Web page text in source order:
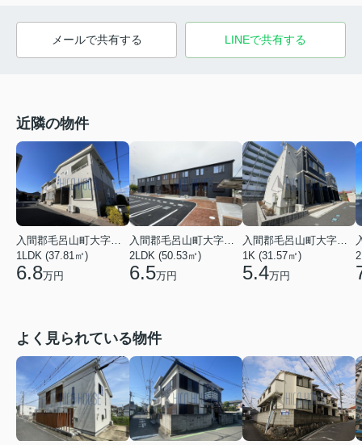
メールで共有する LINEで共有する
近隣の物件
入間郡毛呂山町大字毛呂本郷
1LDK (37.81㎡)
6.8万円
入間郡毛呂山町大字前久保
2LDK (50.53㎡)
6.5万円
入間郡毛呂山町大字毛呂本郷
1K (31.57㎡)
5.4万円
よく見られている物件